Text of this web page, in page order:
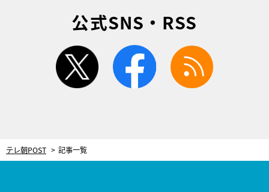
公式SNS・RSS
twitter facebook
テレ朝POST 記事一覧